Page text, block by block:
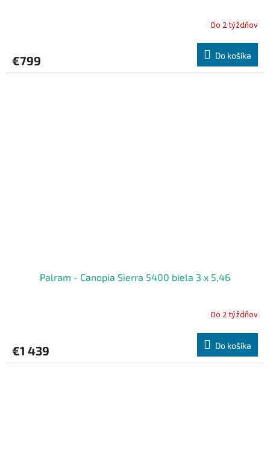
Do 2 týždňov
€799 Do košíka
Palram - Canopia Sierra 5400 biela 3 x 5,46
Do 2 týždňov
€1 439 Do košíka